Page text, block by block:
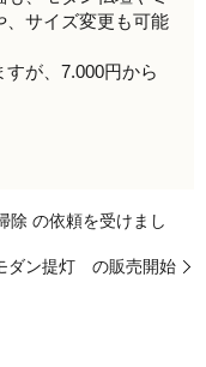
、サイズ変更も可能
が、7.000円から
除 の依頼を受けまし
ダン提灯 の販売開始